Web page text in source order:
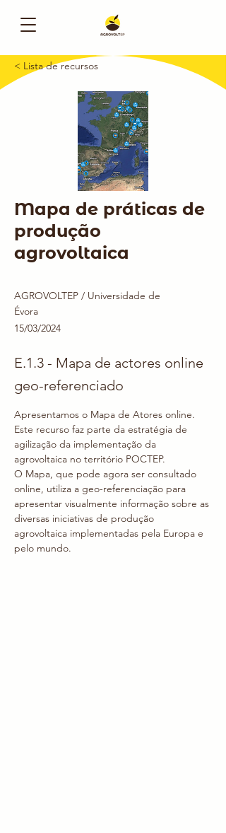
< Lista de recursos
Mapa de práticas de
produção
agrovoltaica
AGROVOLTEP / Universidade de
Évora
15/03/2024
E.1.3 - Mapa de actores online
geo-referenciado
Apresentamos o Mapa de Atores online.
Este recurso faz parte da estratégia de
agilização da implementação da
agrovoltaica no território POCTEP.
O Mapa, que pode agora ser consultado
online, utiliza a geo-referenciação para
apresentar visualmente informação sobre as
diversas iniciativas de produção
agrovoltaica implementadas pela Europa e
pelo mundo.